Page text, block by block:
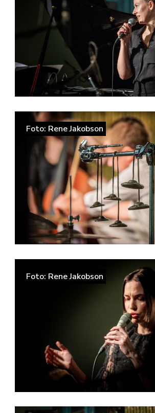
Foto: Rene Jakobson
Foto: Rene Jakobson